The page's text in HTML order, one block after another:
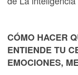
CÓMO HACER
ENTIENDE TU
EMOCIONES,